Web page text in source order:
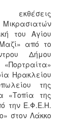
του Αγίου
από το
Δήμου
Ηρακλείου
της
«Τοπία της
την Ε.Φ.Ε.Η.
στον Λάκκο